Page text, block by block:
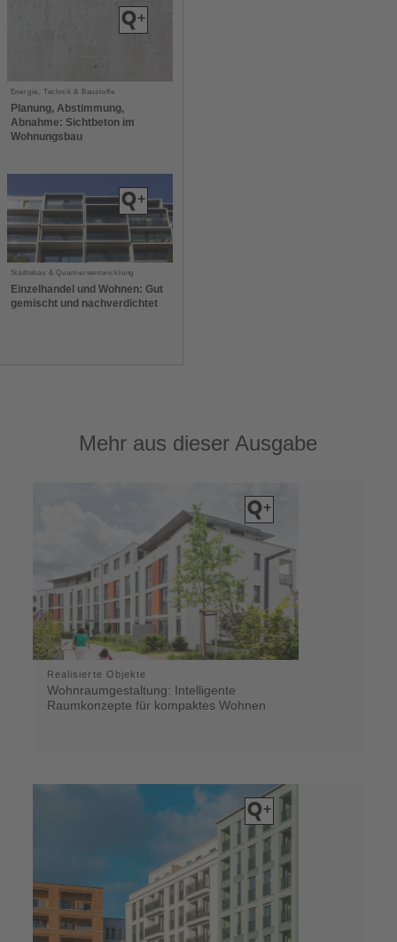
Energie, Technik & Baustoffe
Planung, Abstimmung,
Abnahme: Sichtbeton im
Wohnungsbau
Städtebau & Quartiersentwicklung
Einzelhandel und Wohnen: Gut
gemischt und nachverdichtet
Mehr aus dieser Ausgabe
Realisierte Objekte
Wohnraumgestaltung: Intelligente
Raumkonzepte für kompaktes Wohnen